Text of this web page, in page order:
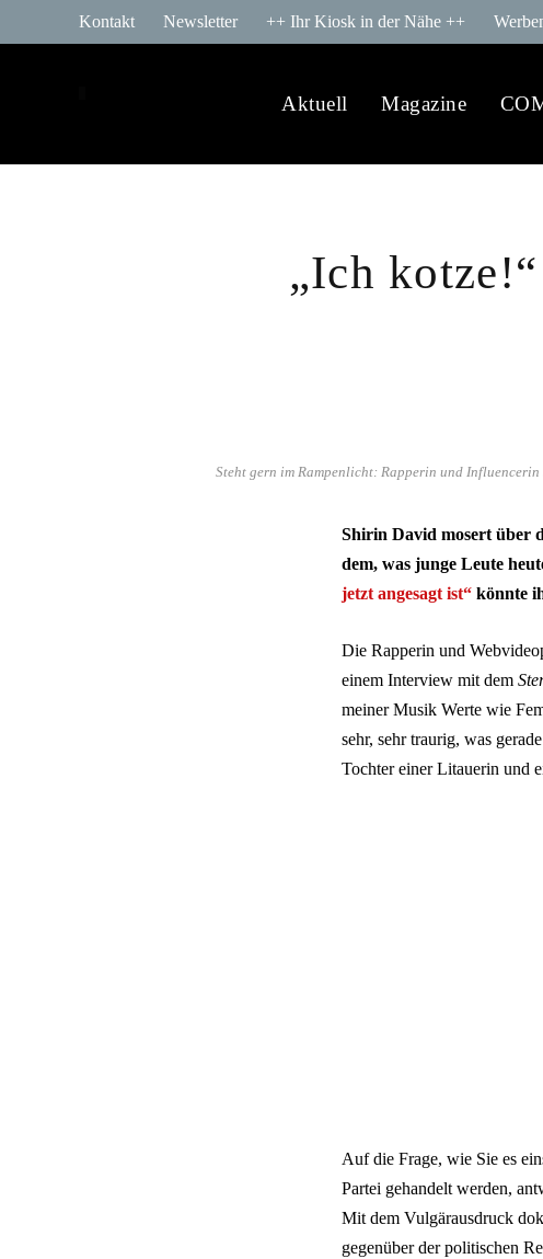
Kontakt Newsletter ++ Ihr Kiosk in der Nähe ++
Aktuell Magazine
„Ich
Steht gern im Rampenlicht: Rapperin und
Shirin David mosert über
dem, was junge Leute
jetzt angesagt ist“ könnte
Die Rapperin und
einem Interview mit dem
meiner Musik Werte wie
sehr, sehr traurig, was
Tochter einer Litauerin und
Auf die Frage, wie Sie es
Partei gehandelt werden,
Mit dem Vulgärausdruck
gegenüber der politischen